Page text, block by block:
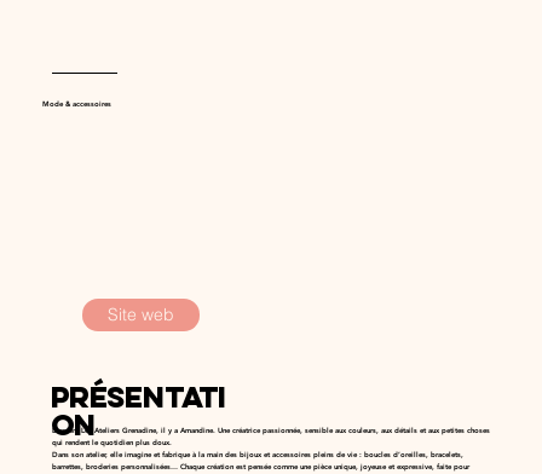
Mode & accessoires
Site web
Présentati
on
Derrière Les Ateliers Grenadine, il y a Amandine. Une créatrice passionnée, sensible aux couleurs, aux détails et aux petites choses
qui rendent le quotidien plus doux.
Dans son atelier, elle imagine et fabrique à la main des bijoux et accessoires pleins de vie : boucles d’oreilles, bracelets,
barrettes, broderies personnalisées… Chaque création est pensée comme une pièce unique, joyeuse et expressive, faite pour